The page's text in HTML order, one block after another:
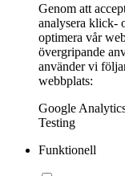
Genom att
analysera klick-
optimera vår
övergripande
använder vi
webbplats:
Google
Testing
Funktionell